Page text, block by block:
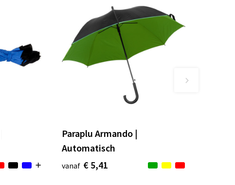
Paraplu Armando |
Automatisch
vanaf € 5,41